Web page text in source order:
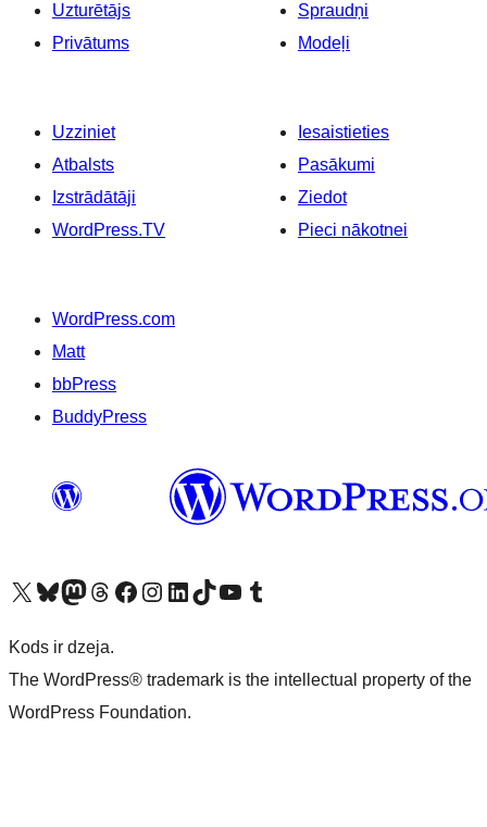
Uzturētājs
Privātums
Spraudņi
Modeļi
Uzziniet
Atbalsts
Izstrādātāji
WordPress.TV
Iesaistieties
Pasākumi
Ziedot
Pieci nākotnei
WordPress.com
Matt
bbPress
BuddyPress
Apmeklējiet mūsu X (agrāk Twitter) kontu
Apmeklējiet mūsu Bluesky kontu
Apmeklējiet mūsu Mastodon kontu
Apmeklējiet mūsu Threads kontu
Apmeklējiet mūsu Facebook lapuApmeklējiet mūsu Instagram kontu
Apmeklējiet mūsu LinkedIn kontu
Apmeklējiet mūsu TikTok kontu
Apmeklējiet mūsu YouTube kanālu
Apmeklējiet mūsu Tumblr kontu
Kods ir dzeja.
The WordPress® trademark is the intellectual property of the
WordPress Foundation.